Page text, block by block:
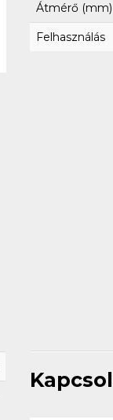
Átmérő (mm)
Felhasználás